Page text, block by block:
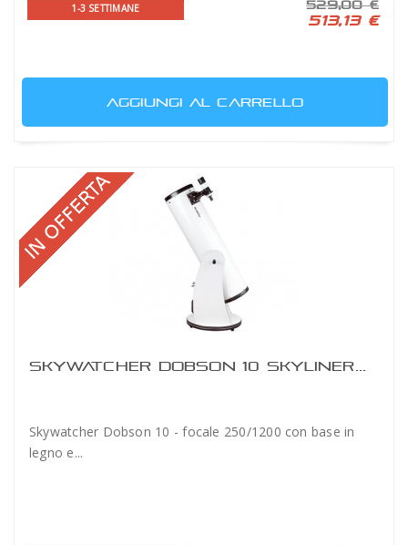
1-3 SETTIMANE 529,00 €
513,13 €
AGGIUNGI AL CARRELLO
SKYWATCHER DOBSON 10 SKYLINER...
Skywatcher Dobson 10 - focale 250/1200 con base in
legno e...